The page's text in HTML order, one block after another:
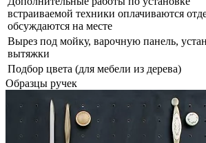
встраиваемой техники оплачиваются
обсуждаются на месте
Вырез под мойку, варочную панель,
вытяжки
Подбор цвета (для мебели из дерева)
Образцы ручек